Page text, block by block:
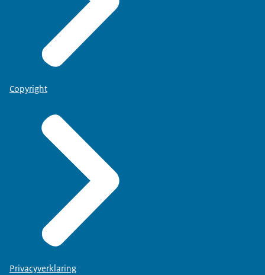
Copyright
Privacyverklaring